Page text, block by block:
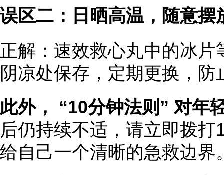
误区二：日晒高温，随意摆
正解：速效救心丸中的冰
阴凉处保存，定期更换，防
此外， “10分钟法则” 对年
后仍持续不适，请立即拨
给自己一个清晰的急救边界